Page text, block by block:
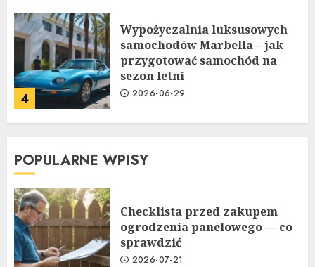
4
Wypożyczalnia luksusowych
samochodów Marbella – jak
przygotować samochód na
sezon letni
2026-06-29
POPULARNE WPISY
Checklista przed zakupem
ogrodzenia panelowego — co
sprawdzić
2026-07-21